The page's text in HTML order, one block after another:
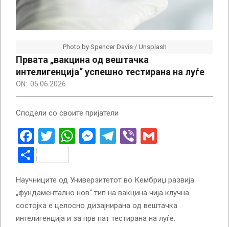
Photo by Spencer Davis / Unsplash
Првата „вакцина од вештачка
интелигенција“ успешно тестирана на луѓе
ON: 05.06.2026
Сподели со своите пријатели
Facebook
Twitter
WhatsApp
Messenger
Telegram
Viber
Share
Научниците од Универзитетот во Кембриџ развија
„фундаментално нов“ тип на вакцина чија клучна
состојка е целосно дизајнирана од вештачка
интелигенција и за прв пат тестирана на луѓе.